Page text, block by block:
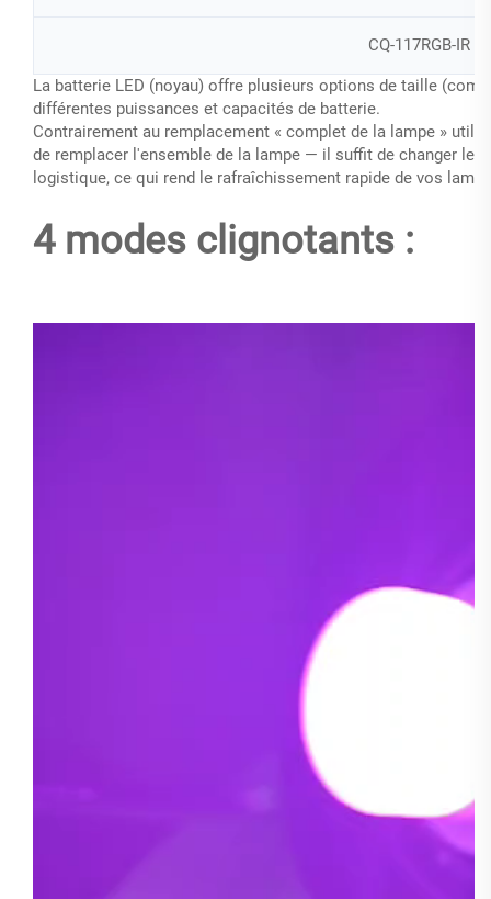
CQ-117RGB-IR
La batterie LED (noyau) offre plusieurs options de taille
différentes puissances et capacités de batterie.
Contrairement au remplacement « complet de la lampe »
de remplacer l'ensemble de la lampe — il suffit de changer le
logistique, ce qui rend le rafraîchissement rapide de vos
4 modes clignotants :